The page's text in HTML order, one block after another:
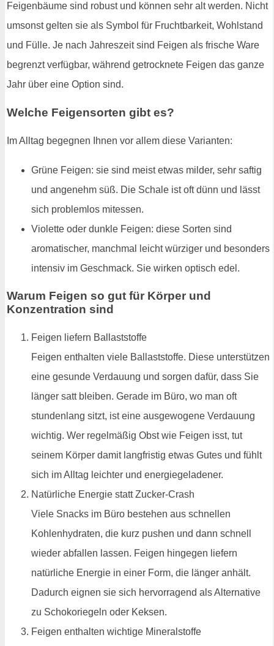
Feigenbäume sind robust und können sehr alt werden. Nicht
umsonst gelten sie als Symbol für Fruchtbarkeit, Wohlstand
und Fülle. Je nach Jahreszeit sind Feigen als frische Ware
begrenzt verfügbar, während getrocknete Feigen das ganze
Jahr über eine Option sind.
Welche Feigensorten gibt es?
Im Alltag begegnen Ihnen vor allem diese Varianten:
Grüne Feigen: sie sind meist etwas milder, sehr saftig
und angenehm süß. Die Schale ist oft dünn und lässt
sich problemlos mitessen.
Violette oder dunkle Feigen: diese Sorten sind
aromatischer, manchmal leicht würziger und besonders
intensiv im Geschmack. Sie wirken optisch edel.
Warum Feigen so gut für Körper und
Konzentration sind
Feigen liefern Ballaststoffe
Feigen enthalten viele Ballaststoffe. Diese unterstützen
eine gesunde Verdauung und sorgen dafür, dass Sie
länger satt bleiben. Gerade im Büro, wo man oft
stundenlang sitzt, ist eine ausgewogene Verdauung
wichtig. Wer regelmäßig Obst wie Feigen isst, tut
seinem Körper damit langfristig etwas Gutes und fühlt
sich im Alltag leichter und energiegeladener.
Natürliche Energie statt Zucker-Crash
Viele Snacks im Büro bestehen aus schnellen
Kohlenhydraten, die kurz pushen und dann schnell
wieder abfallen lassen. Feigen hingegen liefern
natürliche Energie in einer Form, die länger anhält.
Dadurch eignen sie sich hervorragend als Alternative
zu Schokoriegeln oder Keksen.
Feigen enthalten wichtige Mineralstoffe